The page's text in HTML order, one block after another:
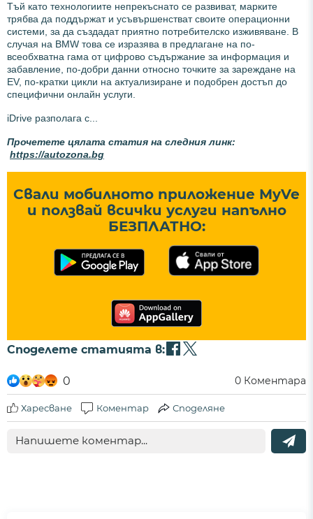
Тъй като технологиите непрекъснато се развиват, марките
трябва да поддържат и усъвършенстват своите операционни
системи, за да създадат приятно потребителско изживяване. В
случая на BMW това се изразява в предлагане на по-
всеобхватна гама от цифрово съдържание за информация и
забавление, по-добри данни относно точките за зареждане на
EV, по-кратки цикли на актуализиране и подобрен достъп до
специфични онлайн услуги.
iDrive разполага с...
Прочетете цялата статия на следния линк:
https://autozona.bg
Свали мобилното приложение MyVe
и ползвай всички услуги напълно
БЕЗПЛАТНО:
Споделете статията в:
0 0 Коментара
Харесване Коментар Споделяне